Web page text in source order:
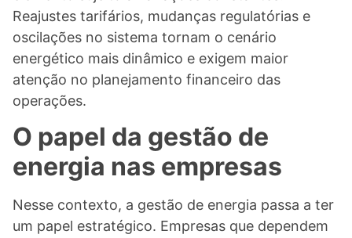
Reajustes tarifários, mudanças regulatórias e
oscilações no sistema tornam o cenário
energético mais dinâmico e exigem maior
atenção no planejamento financeiro das
operações.
O papel da gestão de
energia nas empresas
Nesse contexto, a gestão de energia passa a ter
um papel estratégico. Empresas que dependem